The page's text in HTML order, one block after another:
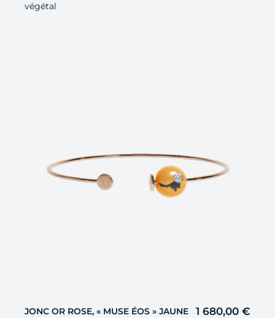
végétal
JONC OR ROSE, « MUSE ÉOS » JAUNE 1 680,00 €